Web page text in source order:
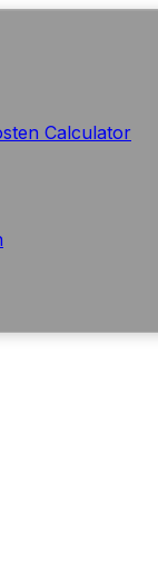
Calculator